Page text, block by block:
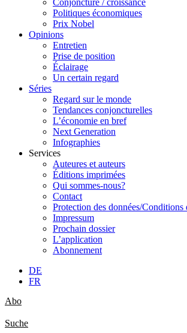
Conjoncture / croissance
Politiques économiques
Prix Nobel
Opinions
Entretien
Prise de position
Éclairage
Un certain regard
Séries
Regard sur le monde
Tendances conjoncturelles
L’économie en bref
Next Generation
Infographies
Services
Auteures et auteurs
Éditions imprimées
Qui sommes-nous?
Contact
Protection des données/Conditions
Impressum
Prochain dossier
L’application
Abonnement
DE
FR
Abo
Suche